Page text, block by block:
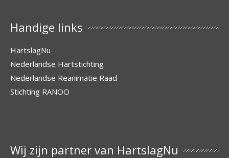
Handige links
HartslagNu
Nederlandse Hartstichting
Nederlandse Reanimatie Raad
Stichting RANOO
Wij zijn partner van HartslagNu